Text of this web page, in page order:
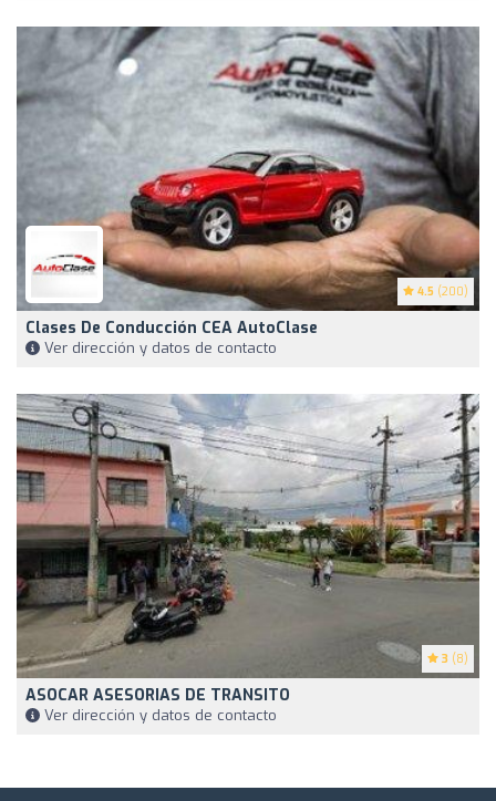
4.5 (200)
Clases De Conducción CEA AutoClase
Ver dirección y datos de contacto
3 (8)
ASOCAR ASESORIAS DE TRANSITO
Ver dirección y datos de contacto